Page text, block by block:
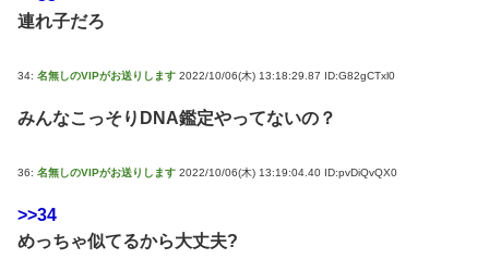
連れ子だろ
34: 名無しのVIPがお送りします 2022/10/06(木) 13:18:29.87 ID:G82gCTxl0
みんなこっそりDNA鑑定やってないの？
36: 名無しのVIPがお送りします 2022/10/06(木) 13:19:04.40 ID:pvDiQvQX0
>>34
めっちゃ似てるから大丈夫?